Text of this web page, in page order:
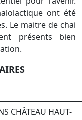
ont été
Le maitre de chai
présents bien
CHÂTEAU HAUT-